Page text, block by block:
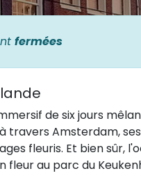
fermées
de six jours
travers Amsterdam,
fleuris. Et bien sûr,
au parc du